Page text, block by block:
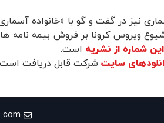
نیز در گفت و گو با «خانواده
ویروس کرونا بر فروش بیمه
این شماره از نشریه است.
سایت شرکت قابل دریافت